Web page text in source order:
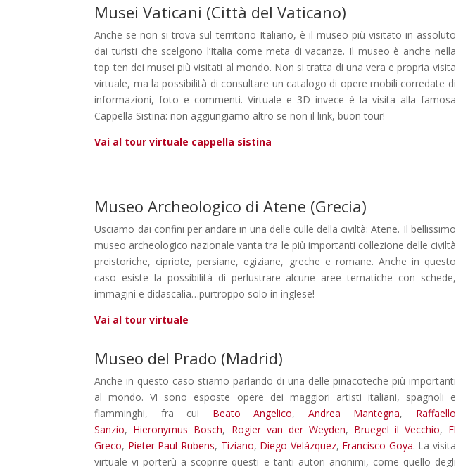
Musei Vaticani (Città del Vaticano)
Anche se non si trova sul territorio Italiano, è il museo più visitato in assoluto
dai turisti che scelgono l’Italia come meta di vacanze. Il museo è anche nella
top ten dei musei più visitati al mondo. Non si tratta di una vera e propria visita
virtuale, ma la possibilità di consultare un catalogo di opere mobili corredate di
informazioni, foto e commenti. Virtuale e 3D invece è la visita alla famosa
Cappella Sistina: non aggiungiamo altro se non il link, buon tour!
Vai al tour virtuale cappella sistina
Museo Archeologico di Atene (Grecia)
Usciamo dai confini per andare in una delle culle della civiltà: Atene. Il bellissimo
museo archeologico nazionale vanta tra le più importanti collezione delle civiltà
preistoriche, cipriote, persiane, egiziane, greche e romane. Anche in questo
caso esiste la possibilità di perlustrare alcune aree tematiche con schede,
immagini e didascalia…purtroppo solo in inglese!
Vai al tour virtuale
Museo del Prado (Madrid)
Anche in questo caso stiamo parlando di una delle pinacoteche più importanti
al mondo. Vi sono esposte opere dei maggiori artisti italiani, spagnoli e
fiamminghi, fra cui Beato Angelico, Andrea Mantegna, Raffaello
Sanzio, Hieronymus Bosch, Rogier van der Weyden, Bruegel il Vecchio, El
Greco, Pieter Paul Rubens, Tiziano, Diego Velázquez, Francisco Goya. La visita
virtuale vi porterù a scoprire questi e tanti autori anonimi, come quello degli